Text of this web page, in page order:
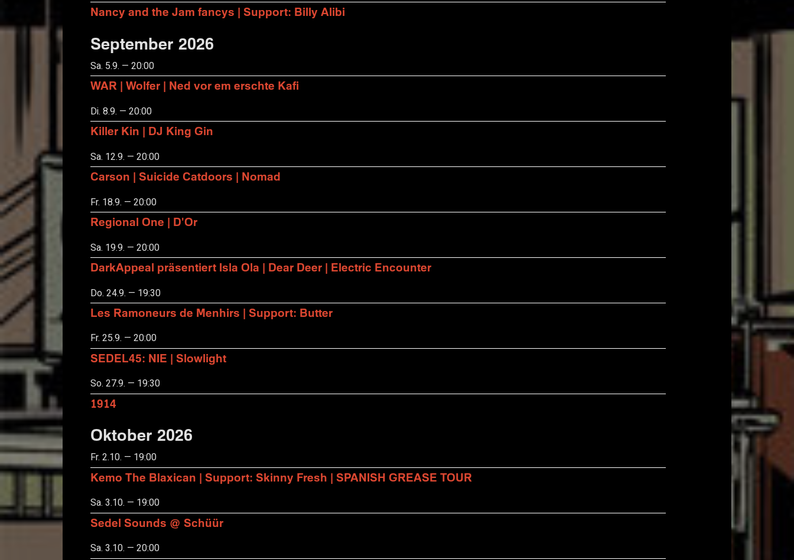
Nancy and the Jam fancys | Support: Billy Alibi
September 2026
Sa. 5.9. — 20:00
WAR | Wolfer | Ned vor em erschte Kafi
Di. 8.9. — 20:00
Killer Kin | DJ King Gin
Sa. 12.9. — 20:00
Carson | Suicide Catdoors | Nomad
Fr. 18.9. — 20:00
Regional One | D'Or
Sa. 19.9. — 20:00
DarkAppeal präsentiert Isla Ola | Dear Deer | Electric Encounter
Do. 24.9. — 19:30
Les Ramoneurs de Menhirs | Support: Butter
Fr. 25.9. — 20:00
SEDEL45: NIE | Slowlight
So. 27.9. — 19:30
1914
Oktober 2026
Fr. 2.10. — 19:00
Kemo The Blaxican | Support: Skinny Fresh | SPANISH GREASE TOUR
Sa. 3.10. — 19:00
Sedel Sounds @ Schüür
Sa. 3.10. — 20:00